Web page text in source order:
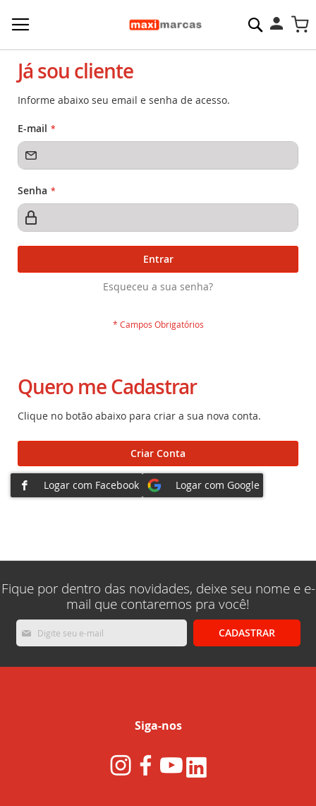
Pesquisa
Já sou cliente
Informe abaixo seu email e senha de acesso.
E-mail
Senha
Entrar
Esqueceu a sua senha?
Quero me Cadastrar
Clique no botão abaixo para criar a sua nova conta.
Criar Conta
Fique por dentro das novidades, deixe seu nome e e-
mail que contaremos pra você!
Inscreva-
se
nossa
CADASTRAR
Siga-nos